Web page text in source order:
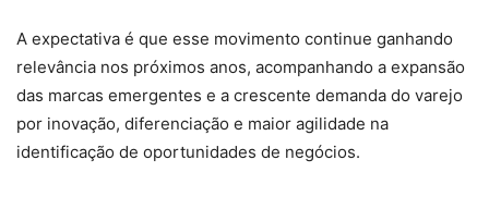
A expectativa é que esse movimento continue ganhando
relevância nos próximos anos, acompanhando a expansão
das marcas emergentes e a crescente demanda do varejo
por inovação, diferenciação e maior agilidade na
identificação de oportunidades de negócios.